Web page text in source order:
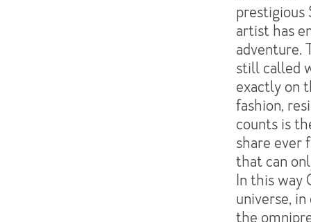
prestigious
artist has
adventure.
still called
exactly on
fashion,
counts is
share ever
that can
In this way
universe,
the